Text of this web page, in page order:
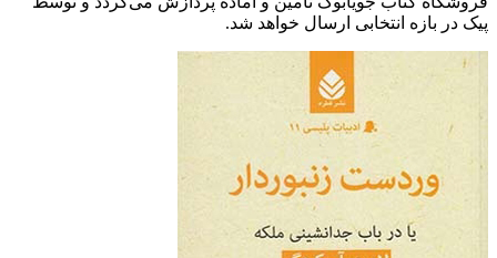
پیک در بازه انتخابی ارسال خواهد شد.